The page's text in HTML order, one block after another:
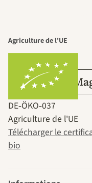
Sur
Agriculture de l'UE
DE‑ÖKO‑037
Agriculture de l'UE
Télécharger le
bio